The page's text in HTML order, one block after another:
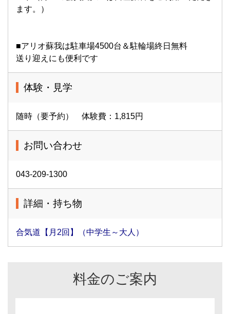
ます。）
■アリオ蘇我は駐車場4500台＆駐輪場終日無料
送り迎えにも便利です
体験・見学
随時（要予約） 体験費：1,815円
お問い合わせ
043-209-1300
詳細・持ち物
合気道【月2回】（中学生～大人）
料金のご案内